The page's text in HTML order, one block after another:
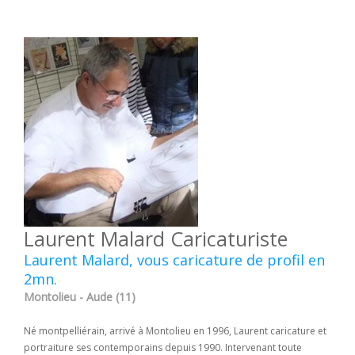
Laurent Malard Caricaturiste
Laurent Malard, vous caricature de profil en
2mn.
Montolieu - Aude (11)
Né montpelliérain, arrivé à Montolieu en 1996, Laurent caricature et
portraiture ses contemporains depuis 1990. Intervenant toute